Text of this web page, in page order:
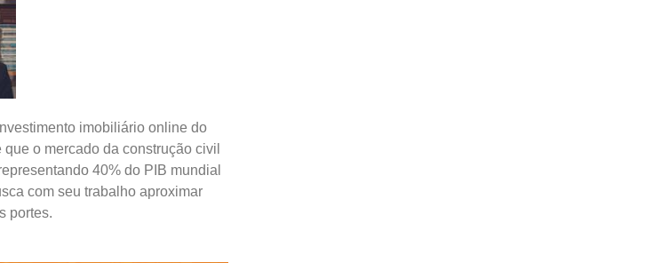
imobiliário online do
o mercado da construção civil
40% do PIB mundial
com seu trabalho aproximar
portes.